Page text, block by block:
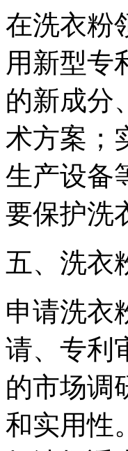
在洗衣粉
用新型专
的新成分
术方案；
生产设备
要保护洗
五、洗衣
申请洗衣
请、专利
的市场调
和实用性